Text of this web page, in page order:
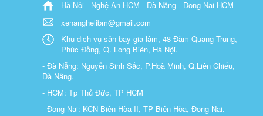
Hà Nội - Nghệ An HCM - Đà Nẵng - Đồng Nai-HCM
xenanghelibm@gmail.com
Khu dịch vụ sân bay gia lâm, 48 Đàm Quang Trung,
Phúc Đồng, Q. Long Biên, Hà Nội.
- Đà Nẵng: Nguyễn Sinh Sắc, P.Hoà Minh, Q.Liên Chiểu,
Đà Nẵng.
- HCM: Tp Thủ Đức, TP HCM
- Đồng Nai: KCN Biên Hòa II, TP Biên Hòa, Đồng Nai.